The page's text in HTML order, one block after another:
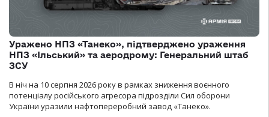
Уражено НПЗ «Танеко», підтверджено ураження
НПЗ «Ільський» та аеродрому: Генеральний штаб
ЗСУ
В ніч на 10 серпня 2026 року в рамках зниження воєнного
потенціалу російського агресора підрозділи Сил оборони
України уразили нафтопереробний завод «Танеко».